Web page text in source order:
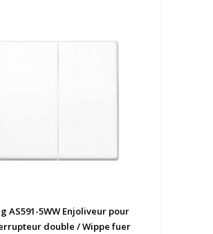
AS591-5WW Enjoliveur pour
double / Wippe fuer